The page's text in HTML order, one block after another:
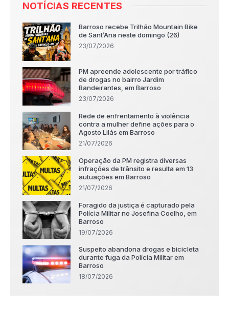
NOTÍCIAS RECENTES
Barroso recebe Trilhão Mountain Bike
de Sant’Ana neste domingo (26)
23/07/2026
PM apreende adolescente por tráfico
de drogas no bairro Jardim
Bandeirantes, em Barroso
23/07/2026
Rede de enfrentamento à violência
contra a mulher define ações para o
Agosto Lilás em Barroso
21/07/2026
Operação da PM registra diversas
infrações de trânsito e resulta em 13
autuações em Barroso
21/07/2026
Foragido da justiça é capturado pela
Polícia Militar no Josefina Coelho, em
Barroso
19/07/2026
Suspeito abandona drogas e bicicleta
durante fuga da Polícia Militar em
Barroso
18/07/2026